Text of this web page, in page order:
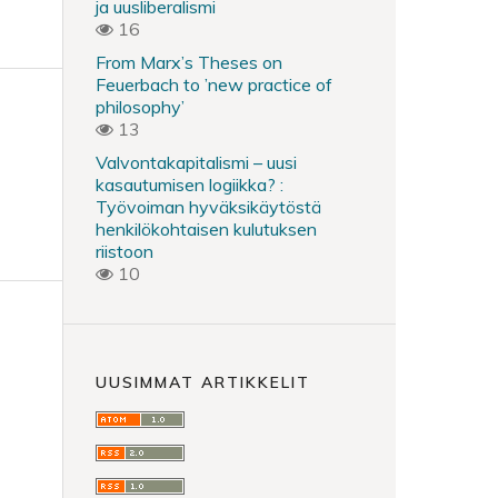
ja uusliberalismi
16
From Marx’s Theses on
Feuerbach to ’new practice of
philosophy’
13
Valvontakapitalismi – uusi
kasautumisen logiikka? :
Työvoiman hyväksikäytöstä
henkilökohtaisen kulutuksen
riistoon
10
UUSIMMAT ARTIKKELIT